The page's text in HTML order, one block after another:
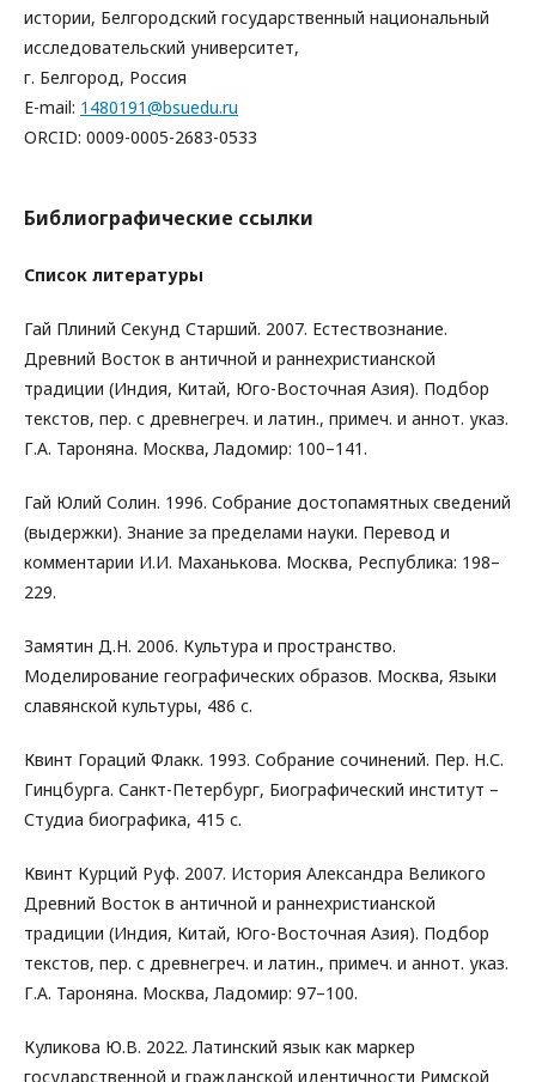
истории, Белгородский государственный национальный
исследовательский университет,
г. Белгород, Россия
E-mail: 1480191@bsuedu.ru
ORCID: 0009-0005-2683-0533
Библиографические ссылки
Список литературы
Гай Плиний Секунд Старший. 2007. Естествознание.
Древний Восток в античной и раннехристианской
традиции (Индия, Китай, Юго-Восточная Азия). Подбор
текстов, пер. с древнегреч. и латин., примеч. и аннот. указ.
Г.А. Тароняна. Москва, Ладомир: 100–141.
Гай Юлий Солин. 1996. Собрание достопамятных сведений
(выдержки). Знание за пределами науки. Перевод и
комментарии И.И. Маханькова. Москва, Республика: 198–
229.
Замятин Д.Н. 2006. Культура и пространство.
Моделирование географических образов. Москва, Языки
славянской культуры, 486 с.
Квинт Гораций Флакк. 1993. Собрание сочинений. Пер. Н.С.
Гинцбурга. Санкт-Петербург, Биографический институт –
Студиа биографика, 415 с.
Квинт Курций Руф. 2007. История Александра Великого
Древний Восток в античной и раннехристианской
традиции (Индия, Китай, Юго-Восточная Азия). Подбор
текстов, пер. с древнегреч. и латин., примеч. и аннот. указ.
Г.А. Тароняна. Москва, Ладомир: 97–100.
Куликова Ю.В. 2022. Латинский язык как маркер
государственной и гражданской идентичности Римской